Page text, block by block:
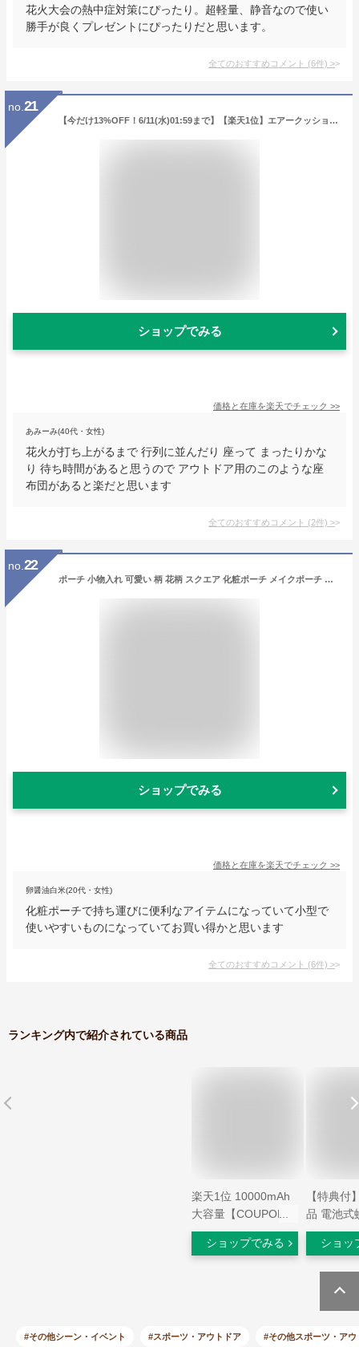
花火大会の熱中症対策にぴったり。超軽量、静音なので使い
勝手が良くプレゼントにぴったりだと思います。
全てのおすすめコメント (6件) >
no. 21
【今だけ13%OFF！6/11(水)01:59まで】【楽天1位】エアークッション 2個セット 45×45cm 厚さ 5cm 自動膨張 アウトドア クッション 座布団 枕 エアー 折りたたみ アウトドア ざぶとん 車中泊マット キャンプ コンサート 野外 フェス ★[送料無料]
ショップでみる
価格と在庫を楽天でチェック >>
あみーみ(40代・女性)
花火が打ち上がるまで 行列に並んだり 座って まったりかな
り 待ち時間があると思うので アウトドア用のこのような座
布団があると楽だと思います
全てのおすすめコメント (2件) >
no. 22
ポーチ 小物入れ 可愛い 柄 花柄 スクエア 化粧ポーチ メイクポーチ かわいい トラベルポーチ 化粧品 ポーチ 大きめ ポーチ 小さめ 大容量 機能的 かわいい 縦型 収納 整理 自立 メイク 母の日 プレゼント アットライズ
ショップでみる
価格と在庫を楽天でチェック >>
卵醤油白米(20代・女性)
化粧ポーチで持ち運びに便利なアイテムになっていて小型で
使いやすいものになっていてお買い得かと思います
全てのおすすめコメント (6件) >
ランキング内で紹介されている商品
楽天1位 10000mAh
大容量【COUPONで
1,780円～・6先着
100名】 ハンディフ
台累計販売 首掛け
ショップでみる
【特典付
品 電池式
よけ 携帯
ナ
クス 蚊
屋外 アウ
ショッ
#その他シーン・イベント #スポーツ・アウトドア #その他スポーツ・ア